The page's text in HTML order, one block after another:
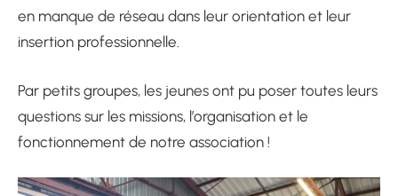
en manque de réseau dans leur orientation et leur
insertion professionnelle.
Par petits groupes, les jeunes ont pu poser toutes leurs
questions sur les missions, l’organisation et le
fonctionnement de notre association !